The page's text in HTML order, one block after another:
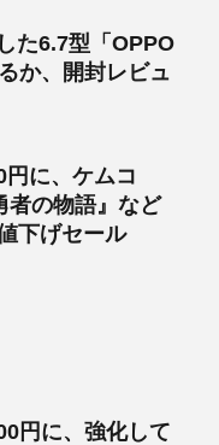
た6.7型「OPPO
か、開封レビュ
に、ケムコ
者の物語』など
下げセール
円に、強化して